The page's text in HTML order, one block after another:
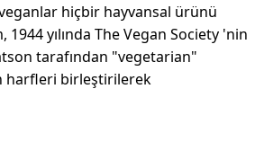
hiçbir hayvansal ürünü
1944 yılında The Vegan Society 'nin
tarafından "vegetarian"
harfleri birleştirilerek